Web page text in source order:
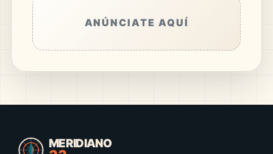
ANÚNCIATE AQUÍ